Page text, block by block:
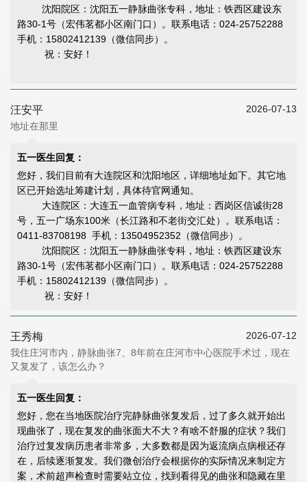
沈阳院区：沈阳五一静脉曲张专科，地址：铁西区建设东
路30-1号（宏伟茗都小区南门口）。联系电话：024-25752288
手机：15802412139（微信同步）。
祝：安好！
汪安平
2026-07-13
地址在那里
五一医生回复：
您好，我们目前有大连院区和沈阳地区，详细地址如下。其它地
区已开始选址筹建计划，具体待官网通知。
大连院区：大连五一血管病专科，地址：西岗区信诚街28
号，五一广场东100米（长江路和不老街交汇处）。联系电话：
0411-83708198 手机：13504952352（微信同步）。
沈阳院区：沈阳五一静脉曲张专科，地址：铁西区建设东
路30-1号（宏伟茗都小区南门口）。联系电话：024-25752288
手机：15802412139（微信同步）。
祝：安好！
王秀梅
2026-07-12
我住庄河市内，静脉曲张7、8年前在庄河市中心医院手术过，现在
又复发了，该怎么办？
五一医生回复：
您好，您在当地医院治疗完静脉曲张复发后，过了多久就开始出
现曲张了，现在复发的曲张面大不大？有啥不舒服的症状？我们
治疗过复发病历患者非常多，大多数都是因为返流病点病根还存
在，后续逐渐复发。我们微创治疗会根据你的实际情况来制定方
案，术前超声检查时需要站立位，找到看得见的曲张和隐藏在里